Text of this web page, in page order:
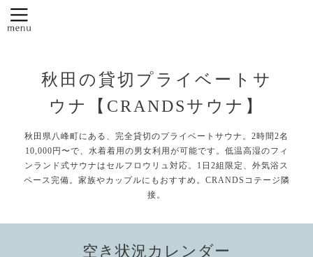
秋田の貸切プライベートサ
ウナ【CRANDSサウナ】
秋田県八峰町にある、完全貸切のプライベートサウナ。2時間2名
10,000円〜で、水着着用の男女利用が可能です。低温高湿のフィ
ンランド式サウナはセルフロウリュ対応。1日2組限定、外気浴ス
ペース完備。家族やカップルにもおすすめ。CRANDSコテージ隣
接。
空き状況カレンダー